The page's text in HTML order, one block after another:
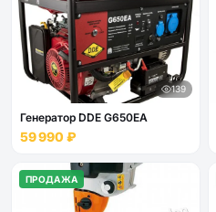
139
Генератор DDE G650EA
59 990 ₽
ПРОДАЖА